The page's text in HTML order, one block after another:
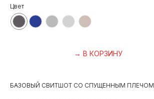
Цвет
→ В КОРЗИНУ
БАЗОВЫЙ СВИТШОТ СО СПУЩЕННЫМ ПЛЕЧОМ